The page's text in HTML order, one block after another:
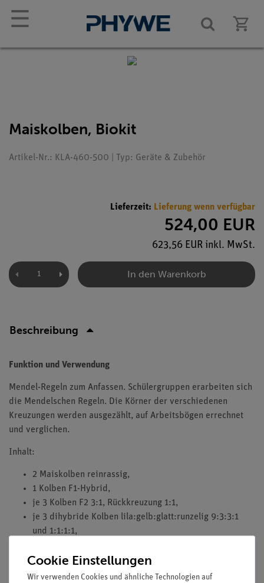
☰
Maiskolben, Biokit
Artikel-Nr.: KLA-460-500 | Typ: Geräte & Zubehör
Lieferzeit: Lieferung wenn verfügbar
524,00 EUR
623,56 EUR inkl. MwSt.
In den Warenkorb
Beschreibung
Funktion und Verwendung
Mendel-Regeln zum Anfassen. Schülergruppen erarbeiten sich
die Mendelschen Regeln. Die Körner der verschiedenen
Kreuzungen werden ausgezählt, auf Arbeitsbögen errechnet
und verglichen.
Inhalt:
2 Maiskolben reinrassig,
1 Kolben F1-Hybrid,
je 3 Kolben F2 3:1, Rückkreuzung 1:1,
je 3 dihybride Kolben lila:gelb:glatt:runzelig 9:3:3:1
und 1:1:1:1,
In stabilem Koffer, 31 x 28 cm.
Cookie Einstellungen
Wir verwenden Cookies und ähnliche Technologien auf